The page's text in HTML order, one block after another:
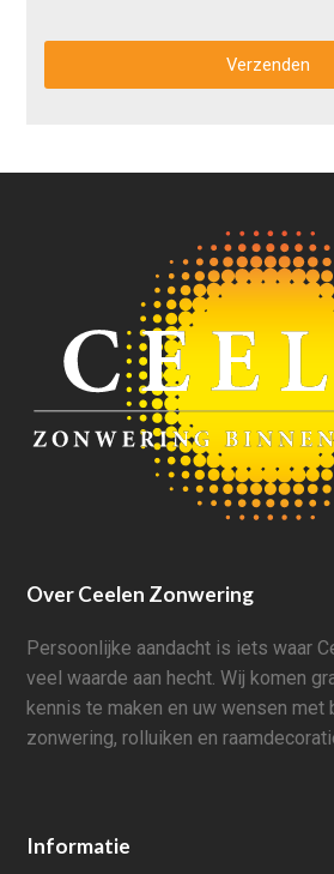
Over Ceelen Zonwering
Persoonlijke aandacht is iets waar
veel waarde aan hecht. Wij komen
kennis te maken en uw wensen met
zonwering, rolluiken en
Informatie